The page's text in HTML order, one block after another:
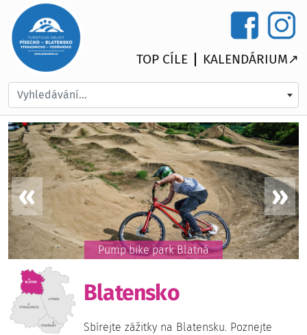
Vyhledávání...
TOP CÍLE KALENDÁRIUM↗
Pump bike park Blatná
Blatensko
Sbírejte zážitky na Blatensku. Poznejte